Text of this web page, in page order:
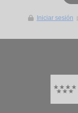
Iniciar sesión